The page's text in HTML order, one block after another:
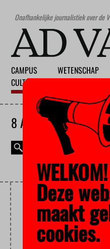
Onafhankelijke journalistiek over de
CAMPUS
CULTUUR
WETENSCHAP
8 AUGUSTUS 2026
WELKOM!
Deze
maakt
cookies.